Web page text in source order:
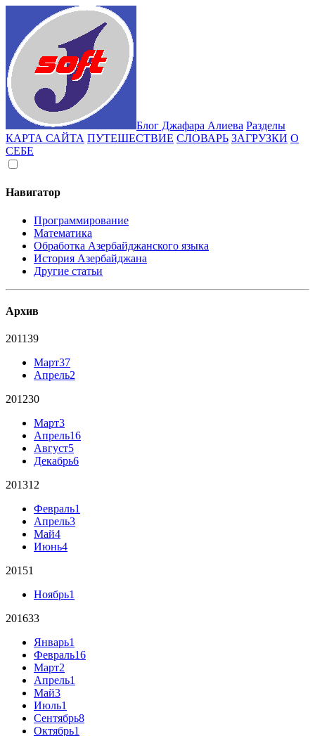
Блог Джафара Алиева Разделы
КАРТА САЙТА ПУТЕШЕСТВИЕ СЛОВАРЬ ЗАГРУЗКИ О
СЕБЕ
Навигатор
Программирование
Математика
Обработка Азербайджанского языка
История Азербайджана
Другие статьи
Архив
201139
Март37
Апрель2
201230
Март3
Апрель16
Август5
Декабрь6
201312
Февраль1
Апрель3
Май4
Июнь4
20151
Ноябрь1
201633
Январь1
Февраль16
Март2
Апрель1
Май3
Июль1
Сентябрь8
Октябрь1